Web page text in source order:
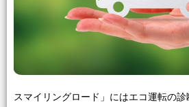
スマイリングロード」にはエコ運転の